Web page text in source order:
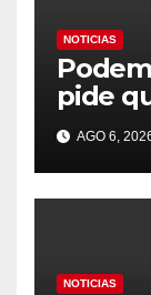
NOTICIAS
pide
el
contra
AGO 6,
NOTICIAS